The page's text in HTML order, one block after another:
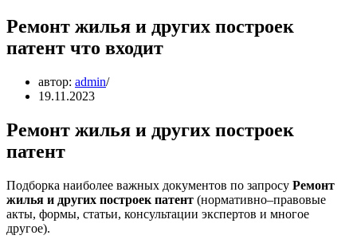
Ремонт жилья и других построек
патент что входит
автор: admin
19.11.2023
Ремонт жилья и других построек
патент
Подборка наиболее важных документов по запросу Ремонт
жилья и других построек патент (нормативно–правовые
акты, формы, статьи, консультации экспертов и многое
другое).